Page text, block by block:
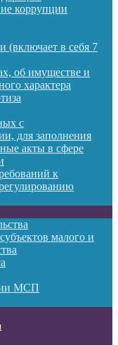
коррупции
(включает в себя 7
об имуществе и
характера
с
для заполнения
акты в сфере
к
малого и
МСП